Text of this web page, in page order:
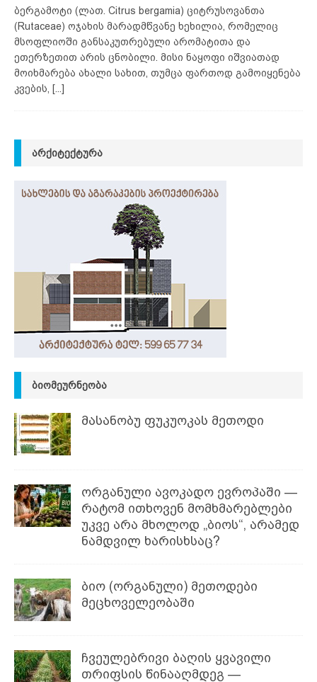
ბერგამოტი (ლათ. Citrus bergamia) ციტრუსოვანთა
(Rutaceae) ოჯახის მარადმწვანე ხეხილია, რომელიც
მსოფლიოში განსაკუთრებული არომატითა და
ეთერზეთით არის ცნობილი. მისი ნაყოფი იშვიათად
მოიხმარება ახალი სახით, თუმცა ფართოდ გამოიყენება
კვების,
[...]
ᲐᲠᲥᲘᲢᲔᲥᲢᲣᲠᲐ
ᲑᲘᲝᲛᲔᲣᲠᲜᲔᲝᲑᲐ
მასანობუ ფუკუოკას მეთოდი
ორგანული ავოკადო ევროპაში —
რატომ ითხოვენ მომხმარებლები
უკვე არა მხოლოდ „ბიოს“, არამედ
ნამდვილ ხარისხსაც?
ბიო (ორგანული) მეთოდები
მეცხოველეობაში
ჩვეულებრივი ბაღის ყვავილი
თრიფსის წინააღმდეგ —